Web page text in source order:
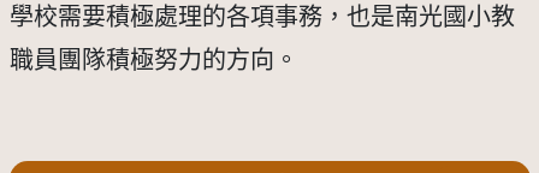
學校需要積極處理的各項事務，也是南光國小教
職員團隊積極努力的方向。